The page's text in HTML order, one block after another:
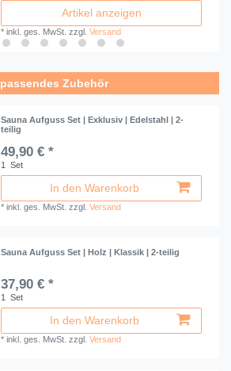
Artikel anzeigen
*inkl. ges. MwSt. zzgl.Versand
passendes Zubehör
Sauna Aufguss Set | Exklusiv | Edelstahl | 2-
teilig
49,90 € *
1 Set
In den Warenkorb
*inkl. ges. MwSt. zzgl.Versand
Sauna Aufguss Set | Holz | Klassik | 2-teilig
37,90 € *
1 Set
In den Warenkorb
*inkl. ges. MwSt. zzgl.Versand